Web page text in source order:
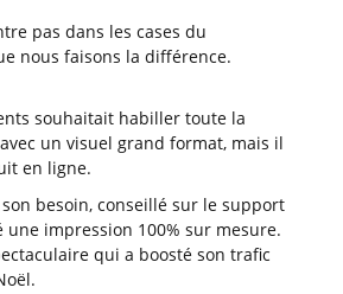
pas dans les cases du
nous faisons la différence.
souhaitait habiller toute la
un visuel grand format, mais il
en ligne.
besoin, conseillé sur le support
impression 100% sur mesure.
qui a boosté son trafic